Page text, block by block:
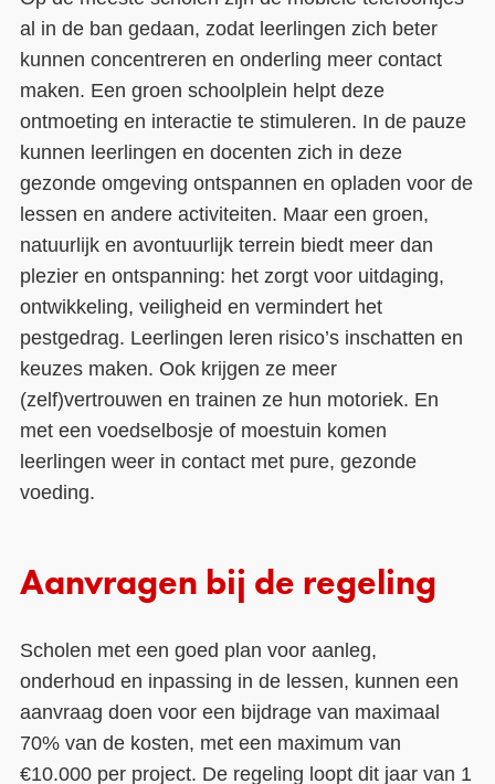
al in de ban gedaan, zodat leerlingen zich beter
kunnen concentreren en onderling meer contact
maken. Een groen schoolplein helpt deze
ontmoeting en interactie te stimuleren. In de pauze
kunnen leerlingen en docenten zich in deze
gezonde omgeving ontspannen en opladen voor de
lessen en andere activiteiten. Maar een groen,
natuurlijk en avontuurlijk terrein biedt meer dan
plezier en ontspanning: het zorgt voor uitdaging,
ontwikkeling, veiligheid en vermindert het
pestgedrag. Leerlingen leren risico’s inschatten en
keuzes maken. Ook krijgen ze meer
(zelf)vertrouwen en trainen ze hun motoriek. En
met een voedselbosje of moestuin komen
leerlingen weer in contact met pure, gezonde
voeding.
Aanvragen bij de regeling
Scholen met een goed plan voor aanleg,
onderhoud en inpassing in de lessen, kunnen een
aanvraag doen voor een bijdrage van maximaal
70% van de kosten, met een maximum van
€10.000 per project. De regeling loopt dit jaar van 1